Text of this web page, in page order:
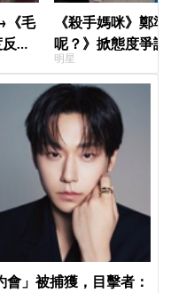
《毛
差
《殺手媽咪》鄭
呢？》掀態度爭
真的吐了」心疼
明星
」被捕獲，目擊者：